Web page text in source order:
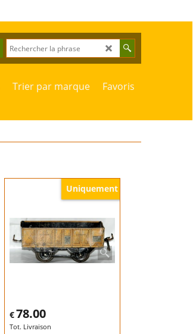
Trier par marque Favoris
Uniquement
€78.00
Tot. Livraison